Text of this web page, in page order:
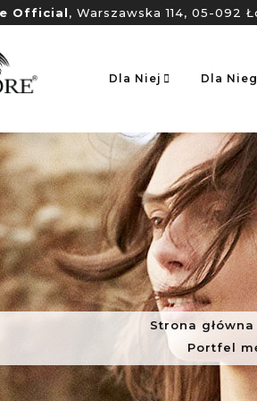
Official, Warszawska 114, 05-092
Dla Niej Dla
Strona główna
Portfel